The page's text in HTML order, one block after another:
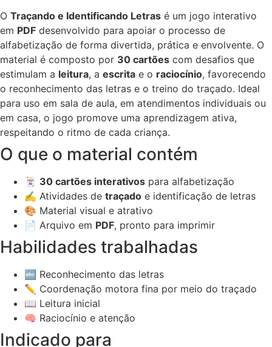
O Traçando e Identificando Letras é um jogo interativo
em PDF desenvolvido para apoiar o processo de
alfabetização de forma divertida, prática e envolvente. O
material é composto por 30 cartões com desafios que
estimulam a leitura, a escrita e o raciocínio, favorecendo
o reconhecimento das letras e o treino do traçado. Ideal
para uso em sala de aula, em atendimentos individuais ou
em casa, o jogo promove uma aprendizagem ativa,
respeitando o ritmo de cada criança.
O que o material contém
🃏 30 cartões interativos para alfabetização
✍️ Atividades de traçado e identificação de letras
🎨 Material visual e atrativo
📄 Arquivo em PDF, pronto para imprimir
Habilidades trabalhadas
🔤 Reconhecimento das letras
✏️ Coordenação motora fina por meio do traçado
📖 Leitura inicial
🧠 Raciocínio e atenção
Indicado para